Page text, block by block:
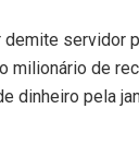
demite servidor
milionário de
dinheiro pela